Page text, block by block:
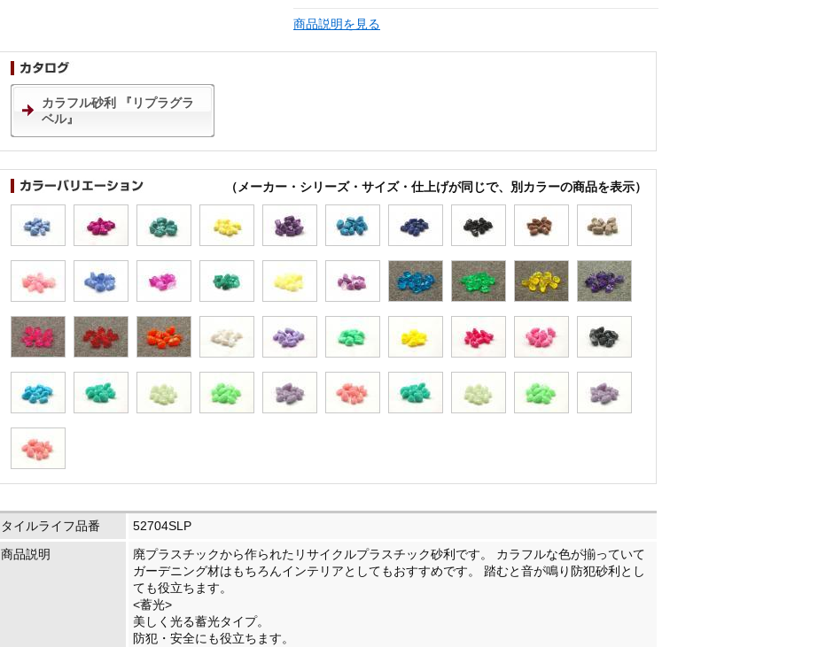
商品説明を見る
カラフル砂利 『リプラグラ
ベル』
（メーカー・シリーズ・サイズ・仕上げが同じで、別カラーの商品を表示）
タイルライフ品番
52704SLP
商品説明
廃プラスチックから作られたリサイクルプラスチック砂利です。 カラフルな色が揃っていて
ガーデニング材はもちろんインテリアとしてもおすすめです。 踏むと音が鳴り防犯砂利とし
ても役立ちます。
<蓄光>
美しく光る蓄光タイプ。
防犯・安全にも役立ちます。